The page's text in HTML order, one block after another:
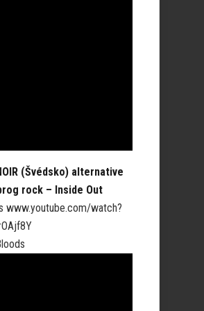
(Švédsko) alternative
rock – Inside Out
www.youtube.com/watch?